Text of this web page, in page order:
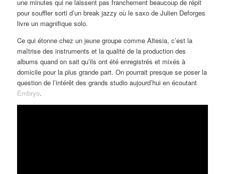
une minutes qui ne laissent pas franchement beaucoup de répit
pour souffler sorti d’un break jazzy où le saxo de Julien Deforges
livre un magnifique solo.
Ce qui étonne chez un jeune groupe comme Altesia, c’est la
maîtrise des instruments et la qualité de la production des
albums quand on sait qu’ils ont été enregistrés et mixés à
domicile pour la plus grande part. On pourrait presque se poser la
question de l’intérêt des grands studio aujourd’hui en écoutant
Embryo.